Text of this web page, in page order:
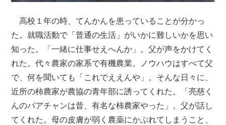
高校１年の時、てんかんを患っていることが分かっ
た。就職活動で「普通の生活」がいかに難しいかを思い
知った。「一緒に仕事せえへんか」。父が声をかけてく
れた。代々農家の家系で有機農業。ノウハウはすべて父
で、何を聞いても「これでええんや」。そんな日々に、
近所の柿農家が農協の青年部に誘ってくれた。「亮慈く
んのバアチャンは昔、有名な柿農家やった」。父が話し
てくれた。母の皮膚が弱く農薬にかぶれてしまうこと、